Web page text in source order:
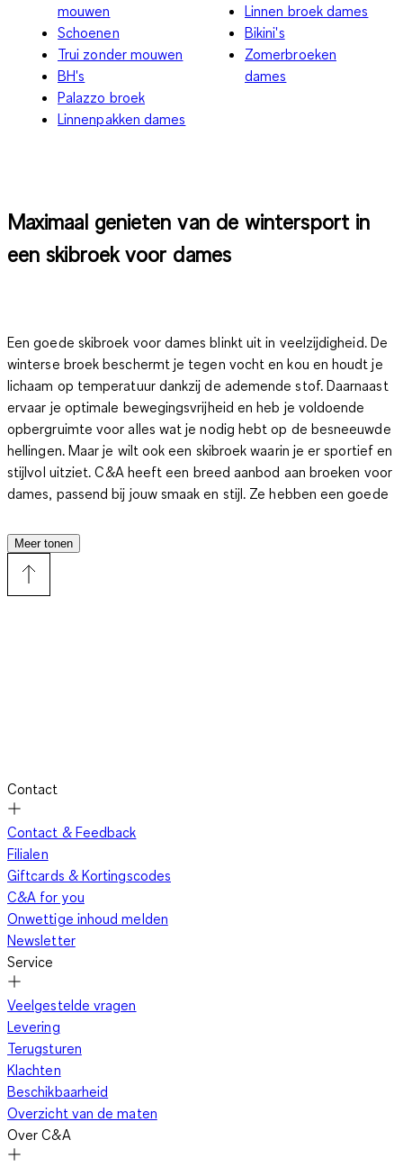
mouwen
Schoenen
Trui zonder mouwen
BH's
Palazzo broek
Linnenpakken dames
Linnen broek dames
Bikini's
Zomerbroeken
dames
Maximaal genieten van de wintersport in
een skibroek voor dames
Een goede skibroek voor dames blinkt uit in veelzijdigheid. De
winterse broekbeschermt je tegen vocht en kou en houdt je
lichaam op temperatuur dankzij de ademende stof. Daarnaast
ervaar je optimale bewegingsvrijheid en heb je voldoende
opbergruimte voor alles wat je nodig hebt op de besneeuwde
hellingen. Maar je wilt ook een skibroek waarin je er sportief en
stijlvol uitziet. C&A heeft een breed aanbod aan broeken voor
dames, passend bij jouw smaak en stijl. Ze hebben een goede
voelt je comfortabel en kunt je lekker vrij bewegen. Hierdoor
maak je gemakkelijk een lange wandeling door de bergen of
sta je graag de hele middag op de piste. En als je door de
inspanningen gaat zweten, is het transpiratievocht snel
Een skibroek voor dames moet perfect zitten, want je draagt
deze de hele dag. Je wilt lekker kunnen bewegen tijdens de
afdalingen op de skipiste of de loipes tijdens het langlaufen.
Tegelijkertijd kies je graag voor een stijlvolle look. Je stelt dus
hoge eisen aan je winterse outfit. Een skibroek met een
nauwsluitende, slanke pasvorm is ideaal om op de piste, off-
piste en tijdens de après-ski goed voor de dag te komen. Je
kunt kiezen voor een losse skibroek of voor een
van een skibroek en ski-jack
kies je liever voor een opvallende kleur? De meeste modellen
hebben een geïntegreerde sneeuwvanger bij de pijpeinden
om sneeuw buiten de broek te houden. Een goede skibroek
voor dames is water-, sneeuw- en winddicht. Afgedichte
naden en een ademend membraan bieden het nodige
comfort. In de regel is de broek gemaakt van
Meer tonen
Contact
Contact & Feedback
Filialen
Giftcards & Kortingscodes
C&A for you
Onwettige inhoud melden
Newsletter
Service
Veelgestelde vragen
Levering
Terugsturen
Klachten
Beschikbaarheid
Overzicht van de maten
Over C&A